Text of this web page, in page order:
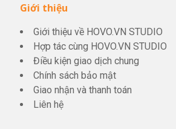
Giới thiệu
Giới thiệu về HOVO.VN STUDIO
Hợp tác cùng HOVO.VN STUDIO
Điều kiện giao dịch chung
Chính sách bảo mật
Giao nhận và thanh toán
Liên hệ